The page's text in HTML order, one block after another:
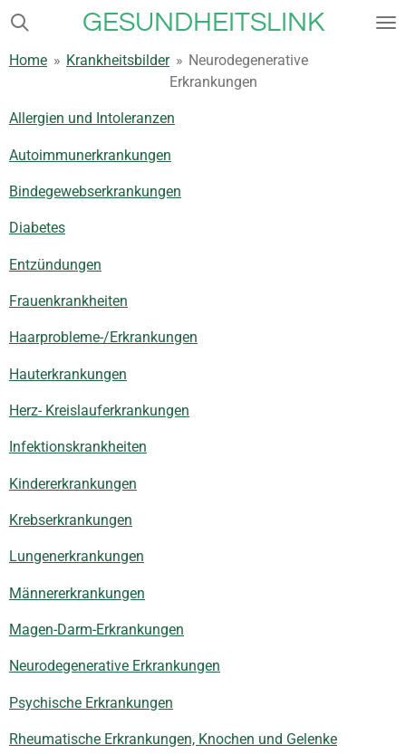
Zum
springen
GESUNDHEITSLINK
Home » Krankheitsbilder » Neurodegenerative
Erkrankungen
Allergien und Intoleranzen
Autoimmunerkrankungen
Bindegewebserkrankungen
Diabetes
Entzündungen
Frauenkrankheiten
Haarprobleme-/Erkrankungen
Hauterkrankungen
Herz- Kreislauferkrankungen
Infektionskrankheiten
Kindererkrankungen
Krebserkrankungen
Lungenerkrankungen
Männererkrankungen
Magen-Darm-Erkrankungen
Neurodegenerative Erkrankungen
Psychische Erkrankungen
Rheumatische Erkrankungen, Knochen und Gelenke